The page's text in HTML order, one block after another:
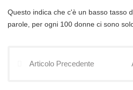
Questo indica che c'è un basso tasso
parole, per ogni 100 donne ci sono
Articolo Precedente